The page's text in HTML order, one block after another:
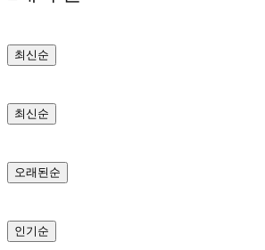
로
가
최신순
최신순
오래된순
인기순